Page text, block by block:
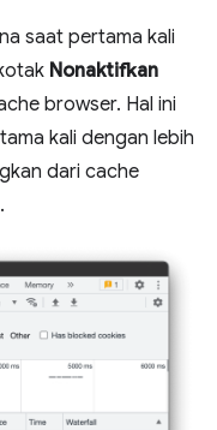
saat pertama kali
Nonaktifkan
browser. Hal ini
kali dengan lebih
dari cache